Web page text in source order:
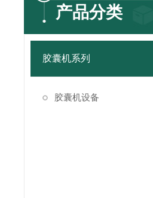
产品分类
胶囊机系列
胶囊机设备